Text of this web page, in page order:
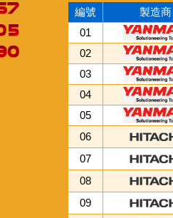
編號
製造商
01
02
03
04
05
06
07
08
09